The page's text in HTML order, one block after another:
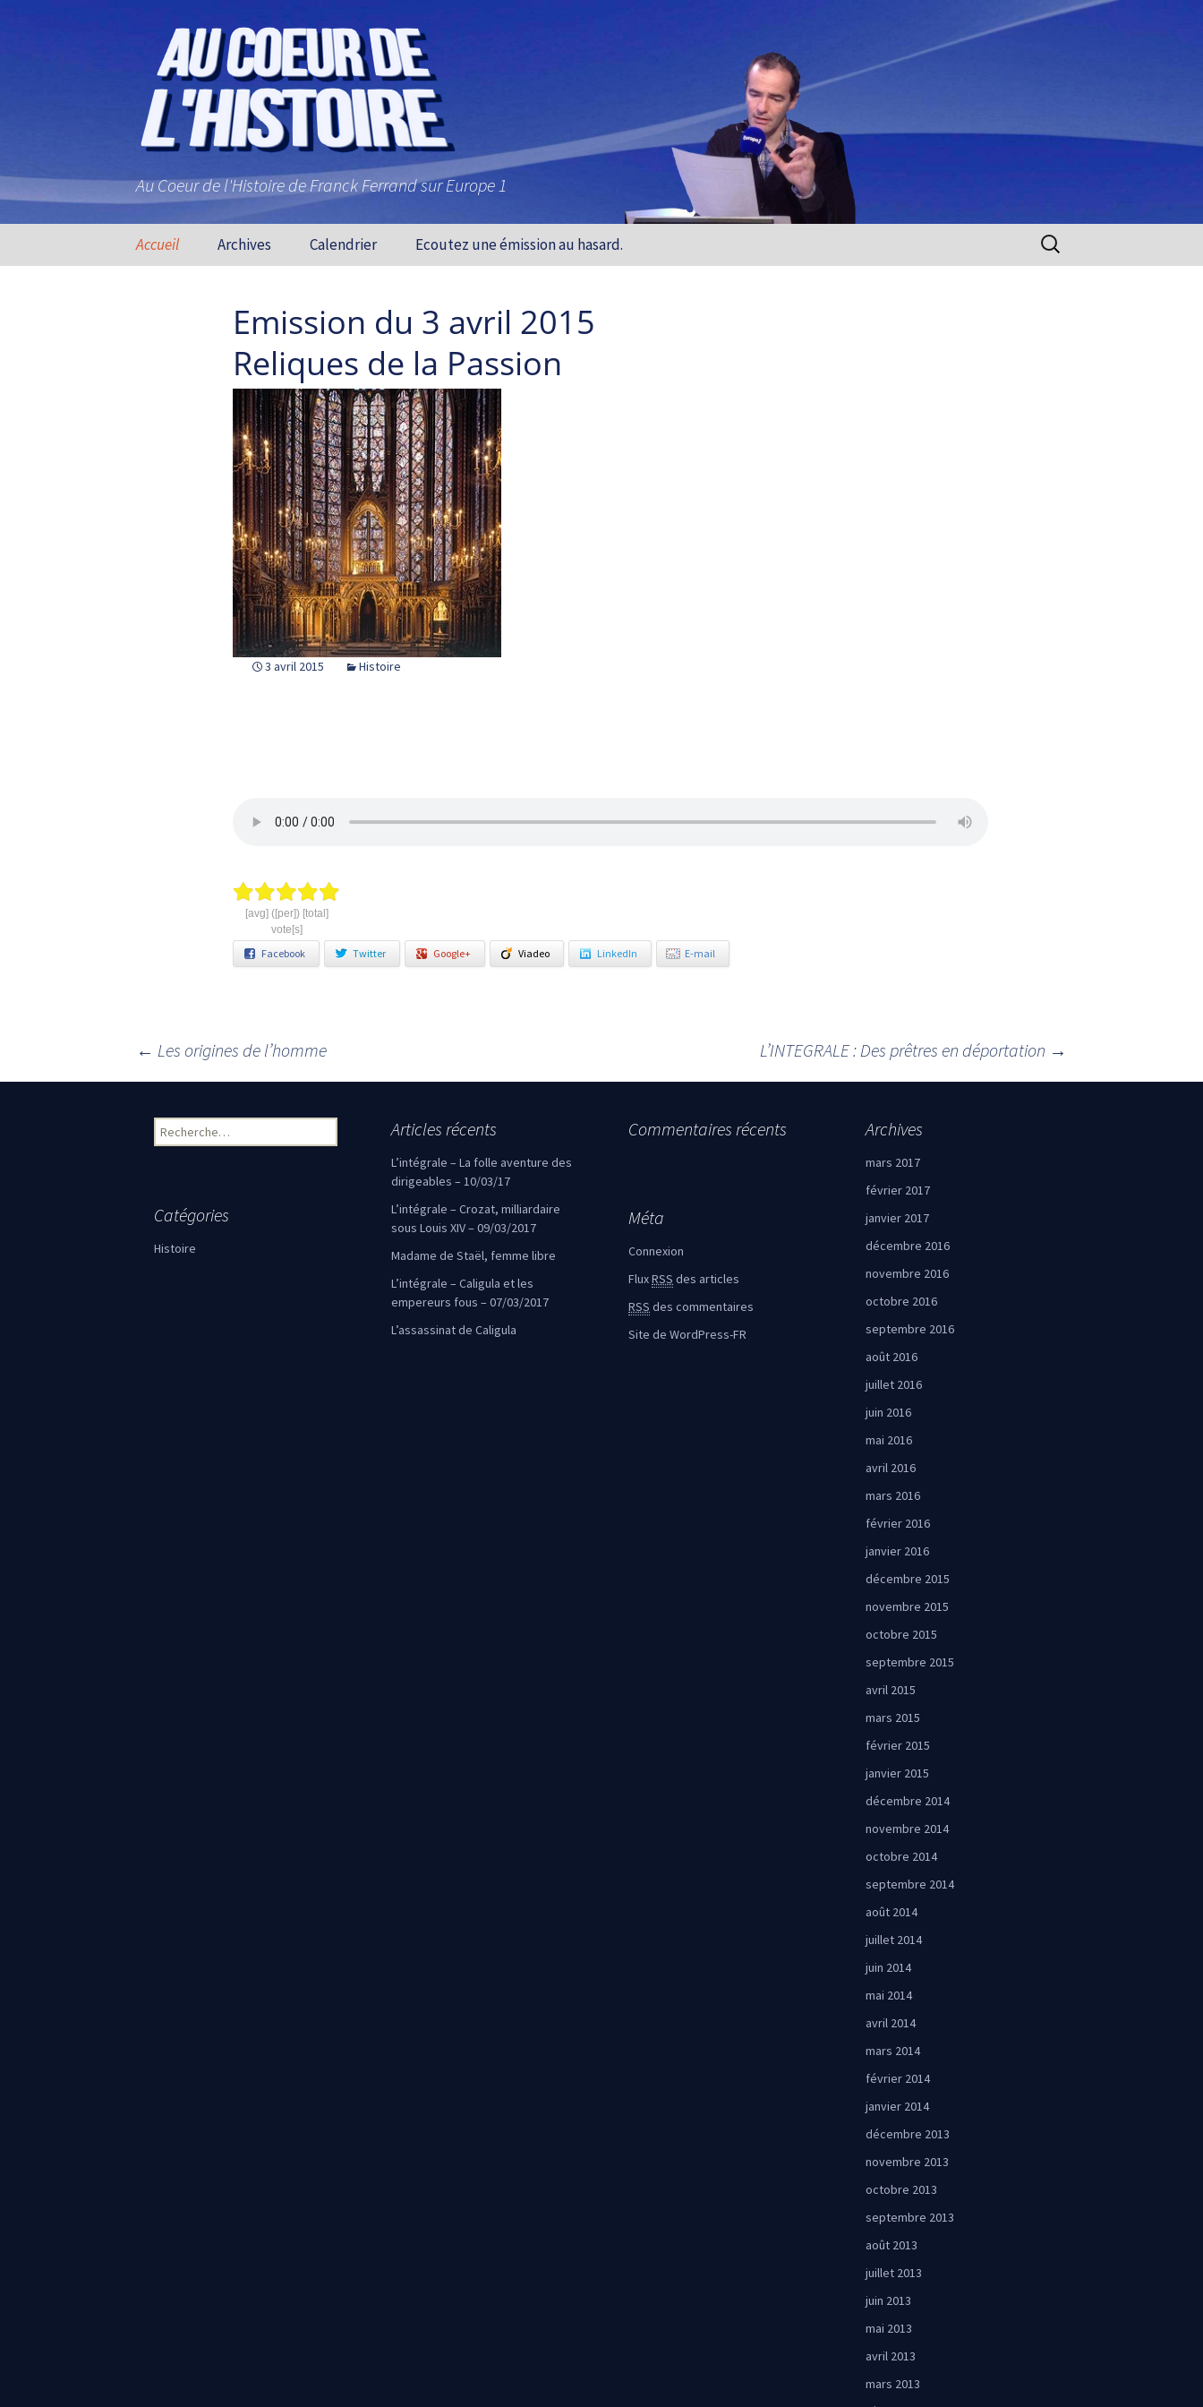
Au Coeur de l'Histoire de Franck Ferrand sur Europe 1
Aller au contenu principal
Accueil Archives Calendrier Ecoutez une émission au hasard. Rechercher :
Emission du 3 avril 2015
Reliques de la Passion
3 avril 2015 Histoire
[avg] ([per]) [total]
vote[s]
Facebook Twitter Google+ Viadeo LinkedIn E-mail
Navigation des articles
← Les origines de l’homme L’INTEGRALE : Des prêtres en déportation →
Rechercher : Articles récents
L’intégrale – La folle aventure des
dirigeables – 10/03/17
L’intégrale – Crozat, milliardaire
sous Louis XIV – 09/03/2017
Madame de Staël, femme libre
L’intégrale – Caligula et les
empereurs fous – 07/03/2017
L’assassinat de Caligula
Commentaires récents Archives
mars 2017
février 2017
janvier 2017
décembre 2016
novembre 2016
octobre 2016
septembre 2016
août 2016
juillet 2016
juin 2016
mai 2016
avril 2016
mars 2016
février 2016
janvier 2016
décembre 2015
novembre 2015
octobre 2015
septembre 2015
avril 2015
mars 2015
février 2015
janvier 2015
décembre 2014
novembre 2014
octobre 2014
septembre 2014
août 2014
juillet 2014
juin 2014
mai 2014
avril 2014
mars 2014
février 2014
janvier 2014
décembre 2013
novembre 2013
octobre 2013
septembre 2013
août 2013
juillet 2013
juin 2013
mai 2013
avril 2013
mars 2013
Catégories
Histoire
Méta
Connexion
FluxRSS des articles
RSS des commentaires
Site de WordPress-FR